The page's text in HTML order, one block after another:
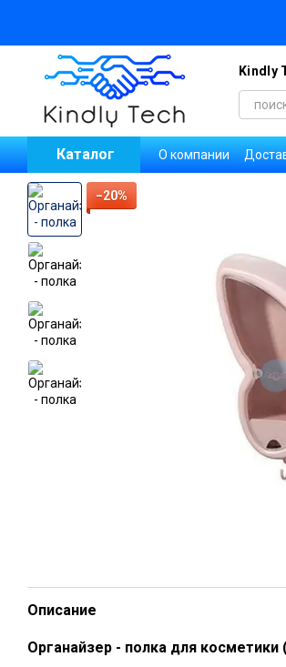
Kindly
Каталог О компании
Блог
Договор
−20%
Описание
Органайзер - полка для